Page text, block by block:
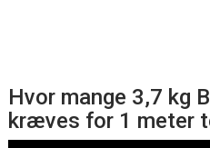
Hvor mange 3,7 kg
kræves for 1 meter